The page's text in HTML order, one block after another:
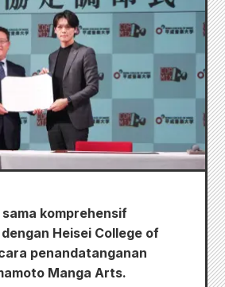
komprehensif
Heisei College of
penandatanganan
Manga Arts.